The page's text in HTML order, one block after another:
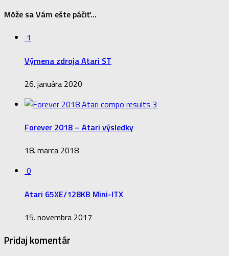
Môže sa Vám ešte páčiť...
1
Výmena zdroja Atari ST
26. januára 2020
3
Forever 2018 – Atari výsledky
18. marca 2018
0
Atari 65XE/128KB Mini-ITX
15. novembra 2017
Pridaj komentár